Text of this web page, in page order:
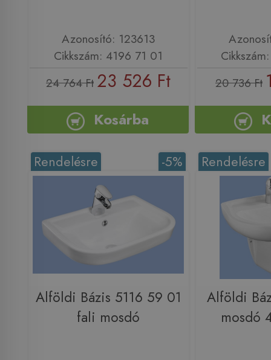
Azonosító: 123613
Cikkszám: 4196 71 01
24 764 Ft 23 526 Ft
Kosárba
20 736 Ft
-5%
Rendelésre
Alföldi Bázis 5116 59 01
fali mosdó
Rendelésre
Alföldi
mosdó